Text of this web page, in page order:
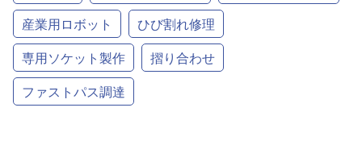
産業用ロボット
ひび割れ修理
専用ソケット製作
摺り合わせ
ファストパス調達